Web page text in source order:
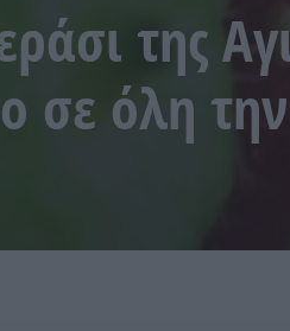
της
σε όλη